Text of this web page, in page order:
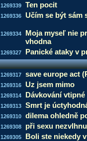
1269339 Ten pocit
1269336 Učím se být sám
1269334
Moja myseľ nie
vhodna
1269327 Panické ataky v
1269317 save europe act
1269316 Uz jsem mimo
1269314 Dávkování vtipné
1269313 Smrt je
1269310 dilema ohledně
1269308 při sexu nezvlhnu
1269305 Boli ste niekedy